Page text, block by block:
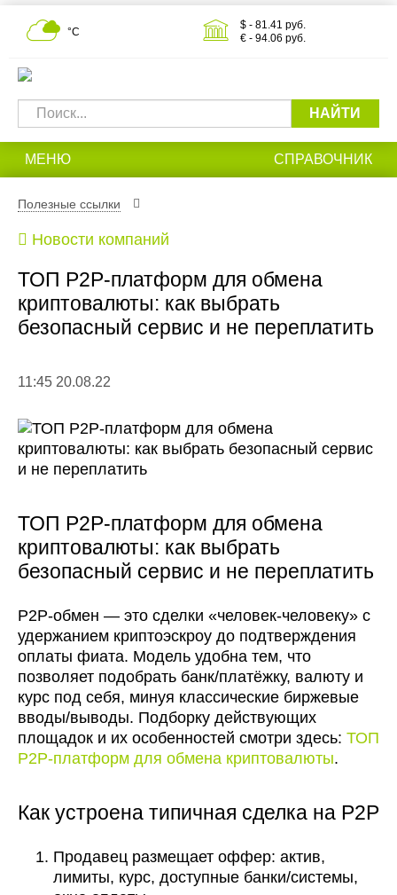
°С
$ - 81.41 руб.
€ - 94.06 руб.
НАЙТИ
МЕНЮ СПРАВОЧНИК
Полезные ссылки
Новости компаний
ТОП P2P-платформ для обмена
криптовалюты: как выбрать
безопасный сервис и не переплатить
11:45 20.08.22
ТОП P2P-платформ для обмена
криптовалюты: как выбрать
безопасный сервис и не переплатить
P2P-обмен — это сделки «человек-человеку» с
удержанием криптоэскроу до подтверждения
оплаты фиата. Модель удобна тем, что
позволяет подобрать банк/платёжку, валюту и
курс под себя, минуя классические биржевые
вводы/выводы. Подборку действующих
площадок и их особенностей смотри здесь: ТОП
P2P-платформ для обмена криптовалюты.
Как устроена типичная сделка на P2P
Продавец размещает оффер: актив,
лимиты, курс, доступные банки/системы,